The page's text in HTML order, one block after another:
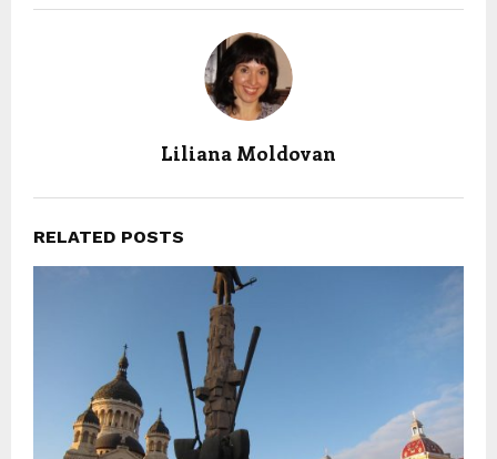
Liliana Moldovan
RELATED POSTS